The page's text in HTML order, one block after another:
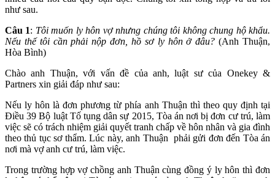
như sau.
Câu 1: Tôi muốn ly hôn vợ nhưng chúng tôi không chung hộ khẩu.
Nếu thế tôi cần phải nộp đơn, hồ sơ ly hôn ở đâu? (Anh Thuận,
Hòa Bình)
Chào anh Thuận, với vấn đề của anh, luật sư của Onekey &
Partners xin giải đáp như sau:
Nếu ly hôn là đơn phương từ phía anh Thuận thì theo quy định tại
Điều 39 Bộ luật Tố tụng dân sự 2015, Tòa án nơi bị đơn cư trú, làm
việc sẽ có trách nhiệm giải quyết tranh chấp về hôn nhân và gia đình
theo thủ tục sơ thẩm. Lúc này, anh Thuận phải gửi đơn đến Tòa án
nơi mà vợ anh cư trú, làm việc.
Trong trường hợp vợ chồng anh Thuận cùng đồng ý ly hôn thì đơn